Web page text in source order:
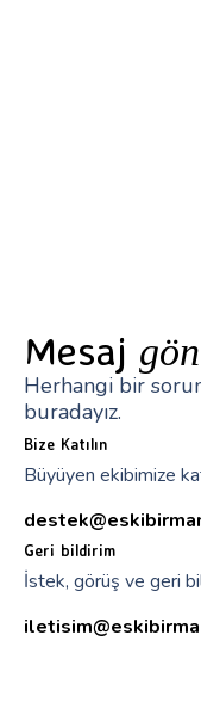
Mesaj
Herhangi bir
buradayız.
Bize Katılın
Büyüyen ekibimize
Geri bildirim
İstek, görüş ve geri